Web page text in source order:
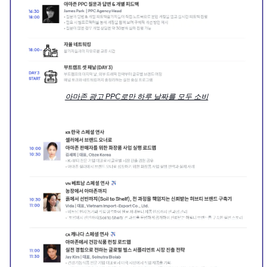
아마존 광고 PPC로만 하루 날짜를 모두 소비